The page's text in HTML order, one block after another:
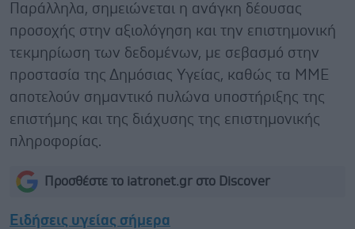
Παράλληλα, σημειώνεται η ανάγκη δέουσας
προσοχής στην αξιολόγηση και την επιστημονική
τεκμηρίωση των δεδομένων, με σεβασμό στην
προστασία της Δημόσιας Υγείας, καθώς τα ΜΜΕ
αποτελούν σημαντικό πυλώνα υποστήριξης της
επιστήμης και της διάχυσης της επιστημονικής
πληροφορίας.
Προσθέστε το iatronet.gr στο Discover
Ειδήσεις υγείας σήμερα